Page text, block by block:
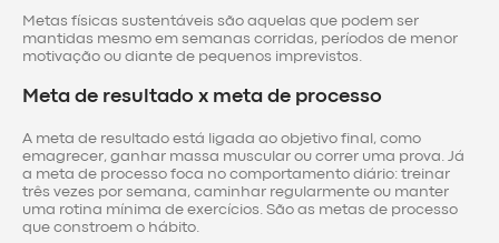
Metas físicas sustentáveis são aquelas que podem ser
mantidas mesmo em semanas corridas, períodos de menor
motivação ou diante de pequenos imprevistos.
Meta de resultado x meta de processo
A meta de resultado está ligada ao objetivo final, como
emagrecer, ganhar massa muscular ou correr uma prova. Já
a meta de processo foca no comportamento diário: treinar
três vezes por semana, caminhar regularmente ou manter
uma rotina mínima de exercícios. São as metas de processo
que constroem o hábito.